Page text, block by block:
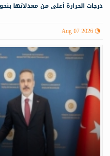
درجات الحرارة أعلى من معدلاتها بنحو 3 درجات في عدة مناطق بسوريا
Aug 07 2026